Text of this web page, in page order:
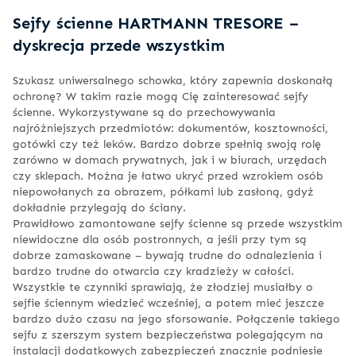
Sejfy ścienne HARTMANN TRESORE –
dyskrecja przede wszystkim
Szukasz uniwersalnego schowka, który zapewnia doskonałą
ochronę? W takim razie mogą Cię zainteresować sejfy
ścienne. Wykorzystywane są do przechowywania
najróżniejszych przedmiotów: dokumentów, kosztowności,
gotówki czy też leków. Bardzo dobrze spełnią swoją rolę
zarówno w domach prywatnych, jak i w biurach, urzędach
czy sklepach. Można je łatwo ukryć przed wzrokiem osób
niepowołanych za obrazem, półkami lub zasłoną, gdyż
dokładnie przylegają do ściany.
Prawidłowo zamontowane sejfy ścienne są przede wszystkim
niewidoczne dla osób postronnych, a jeśli przy tym są
dobrze zamaskowane – bywają trudne do odnalezienia i
bardzo trudne do otwarcia czy kradzieży w całości.
Wszystkie te czynniki sprawiają, że złodziej musiałby o
sejfie ściennym wiedzieć wcześniej, a potem mieć jeszcze
bardzo dużo czasu na jego sforsowanie. Połączenie takiego
sejfu z szerszym system bezpieczeństwa polegającym na
instalacji dodatkowych zabezpieczeń znacznie podniesie